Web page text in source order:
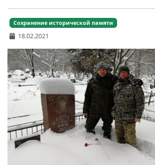
Сохранение исторической памяти
18.02.2021